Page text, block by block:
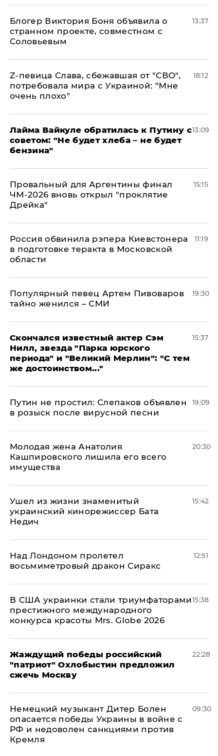
Блогер Виктория Боня объявила о
странном проекте, совместном с
Соловьевым
13:37
Z-певица Слава, сбежавшая от "СВО",
потребовала мира с Украиной: "Мне
очень плохо"
18:12
Лайма Вайкуле обратилась к Путину с
советом: "Не будет хлеба – не будет
бензина"
13:09
Провальный для Аргентины финал
ЧМ-2026 вновь открыл "проклятие
Дрейка"
15:15
Россия обвинила рэпера Киевстонера
в подготовке теракта в Московской
области
11:19
Популярный певец Артем Пивоваров
тайно женился – СМИ
19:30
Скончался известный актер Сэм
Нилл, звезда "Парка юрского
периода" и "Великий Мерлин": "С тем
же достоинством..."
15:37
Путин не простил: Слепаков объявлен
в розыск после вирусной песни
19:09
Молодая жена Анатолия
Кашпировского лишила его всего
имущества
20:30
Ушел из жизни знаменитый
украинский кинорежиссер Бата
Недич
15:42
Над Лондоном пролетел
восьмиметровый дракон Сиракс
12:51
В США украинки стали триумфаторами
престижного международного
конкурса красоты Mrs. Globe 2026
15:38
Жаждущий победы российский
"патриот" Охлобыстин предложил
сжечь Москву
22:28
Немецкий музыкант Дитер Болен
опасается победы Украины в войне с
РФ и недоволен санкциями против
Кремля
09:30